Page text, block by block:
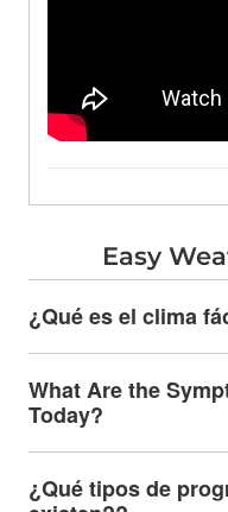
Easy
¿Qué es el clima
What Are the
Today?
¿Qué tipos de